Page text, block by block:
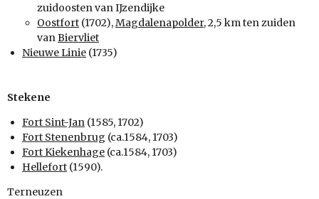
zuidoosten van IJzendijke
Oostfort (1702),Magdalenapolder, 2,5 km ten zuiden
vanBiervliet
Nieuwe Linie (1735)
Stekene
Fort Sint-Jan (1585, 1702)
Fort Stenenbrug (ca.1584, 1703)
Fort Kiekenhage (ca.1584, 1703)
Hellefort (1590).
Terneuzen